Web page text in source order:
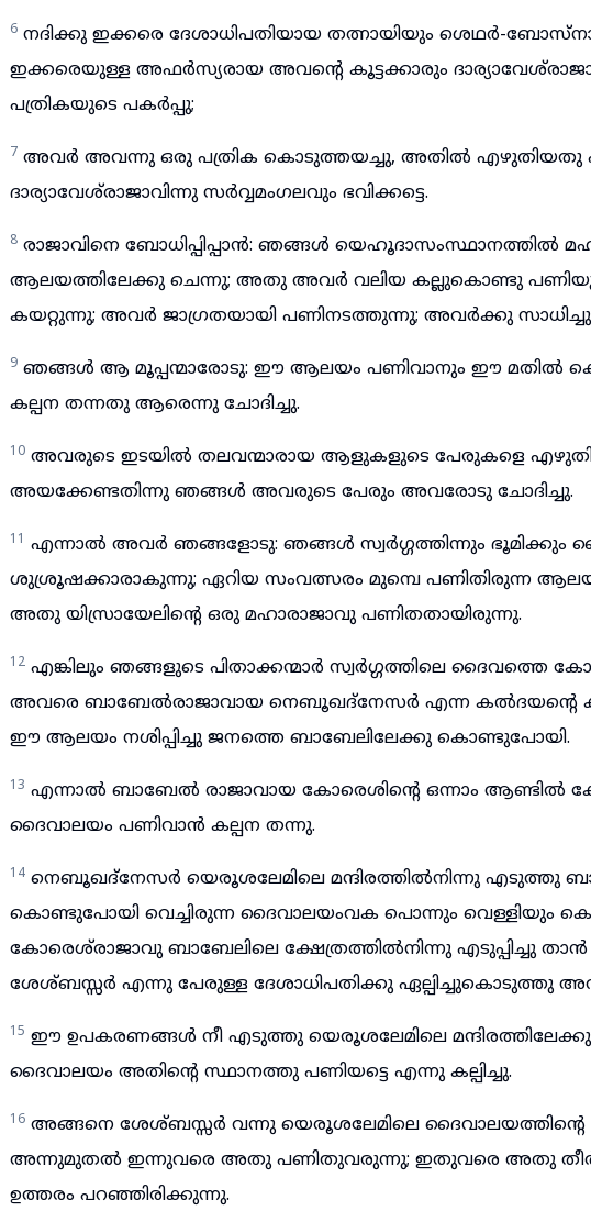
6 നദിക്കു ഇക്കരെ ദേശാധിപതിയായ തത്നായിയും ശെഥർ-
ഇക്കരെയുള്ള അഫർസ്യരായ അവന്റെ കൂട്ടക്കാരും
പത്രികയുടെ പകർപ്പു;
7 അവർ അവന്നു ഒരു പത്രിക കൊടുത്തയച്ചു, അതിൽ എഴുതിയതു
ദാര്യാവേശ്‌രാജാവിന്നു സർവ്വമംഗലവും ഭവിക്കട്ടെ.
8 രാജാവിനെ ബോധിപ്പിപ്പാൻ: ഞങ്ങൾ യെഹൂദാസംസ്ഥാനത്തിൽ
ആലയത്തിലേക്കു ചെന്നു; അതു അവർ വലിയ കല്ലുകൊണ്ടു
കയറ്റുന്നു; അവർ ജാഗ്രതയായി പണിനടത്തുന്നു; അവർക്കു
9 ഞങ്ങൾ ആ മൂപ്പന്മാരോടു: ഈ ആലയം പണിവാനും ഈ മതിൽ
കല്പന തന്നതു ആരെന്നു ചോദിച്ചു.
10 അവരുടെ ഇടയിൽ തലവന്മാരായ ആളുകളുടെ പേരുകളെ എഴുതി
അയക്കേണ്ടതിന്നു ഞങ്ങൾ അവരുടെ പേരും അവരോടു ചോദിച്ചു.
11 എന്നാൽ അവർ ഞങ്ങളോടു: ഞങ്ങൾ സ്വർഗ്ഗത്തിന്നും ഭൂമിക്കും
ശുശ്രൂഷക്കാരാകുന്നു; ഏറിയ സംവത്സരം മുമ്പെ പണിതിരുന്ന
അതു യിസ്രായേലിന്റെ ഒരു മഹാരാജാവു പണിതതായിരുന്നു.
12 എങ്കിലും ഞങ്ങളുടെ പിതാക്കന്മാർ സ്വർഗ്ഗത്തിലെ ദൈവത്തെ
അവരെ ബാബേൽരാജാവായ നെബൂഖദ്നേസർ എന്ന കൽദയന്റെ
ഈ ആലയം നശിപ്പിച്ചു ജനത്തെ ബാബേലിലേക്കു കൊണ്ടുപോയി.
13 എന്നാൽ ബാബേൽ രാജാവായ കോരെശിന്റെ ഒന്നാം
ദൈവാലയം പണിവാൻ കല്പന തന്നു.
14 നെബൂഖദ്നേസർ യെരൂശലേമിലെ മന്ദിരത്തിൽനിന്നു എടുത്തു
കൊണ്ടുപോയി വെച്ചിരുന്ന ദൈവാലയംവക പൊന്നും വെള്ളിയും
കോരെശ്‌രാജാവു ബാബേലിലെ ക്ഷേത്രത്തിൽനിന്നു എടുപ്പിച്ചു താൻ
ശേശ്ബസ്സർ എന്നു പേരുള്ള ദേശാധിപതിക്കു ഏല്പിച്ചുകൊടുത്തു
15 ഈ ഉപകരണങ്ങൾ നീ എടുത്തു യെരൂശലേമിലെ
ദൈവാലയം അതിന്റെ സ്ഥാനത്തു പണിയട്ടെ എന്നു കല്പിച്ചു.
16 അങ്ങനെ ശേശ്ബസ്സർ വന്നു യെരൂശലേമിലെ ദൈവാലയത്തിന്റെ
അന്നുമുതൽ ഇന്നുവരെ അതു പണിതുവരുന്നു; ഇതുവരെ അതു
ഉത്തരം പറഞ്ഞിരിക്കുന്നു.